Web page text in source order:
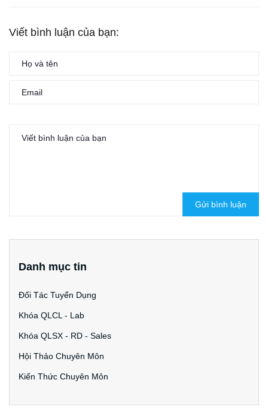
Viết bình luận của bạn:
Gửi bình luận
Danh mục tin
Đối Tác Tuyển Dụng
Khóa QLCL - Lab
Khóa QLSX - RD - Sales
Hội Thảo Chuyên Môn
Kiến Thức Chuyên Môn